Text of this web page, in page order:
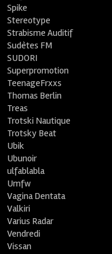
Spike
Stereotype
Strabisme Auditif
Sudètes FM
SUDORI
Superpromotion
TeenageFrxxs
Thomas Berlin
Treas
Trotski Nautique
Trotsky Beat
Ubik
Ubunoir
ulfablabla
Umfw
Vagina Dentata
Valkiri
Varius Radar
Vendredi
Vissan